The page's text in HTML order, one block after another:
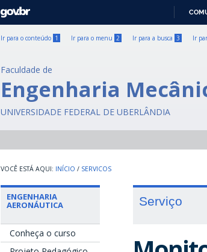
GOVBR
Ir para o conteúdo 1 Ir para o menu 2 Ir para a busca 3 Ir
Faculdade de
Engenharia
UNIVERSIDADE FEDERAL DE UBERLÂNDIA
INÍCIO / SERVICOS
ENGENHARIA
AERONÁUTICA
Conheça o curso
Serviço